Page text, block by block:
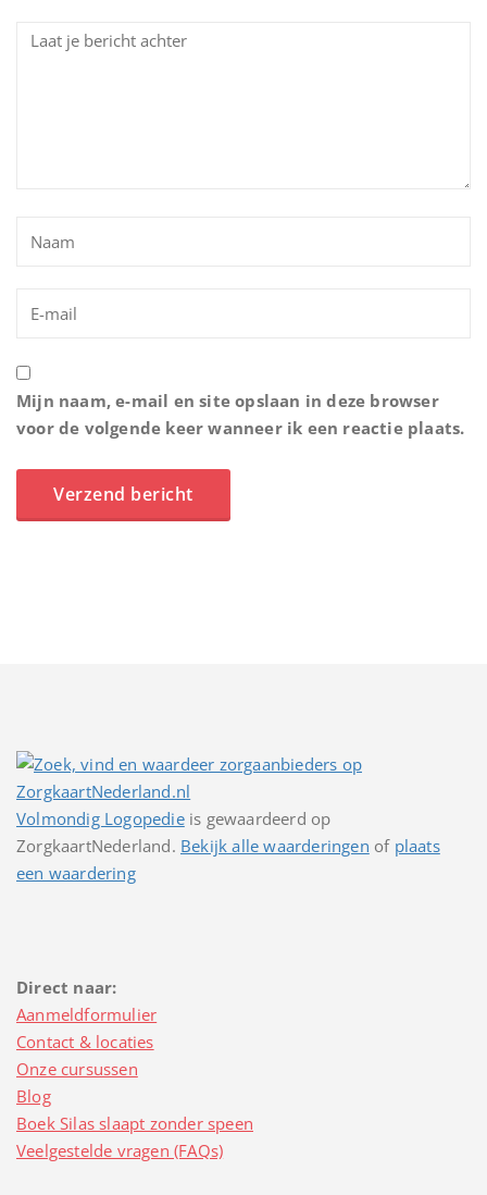
Mijn naam, e-mail en site opslaan in deze browser
voor de volgende keer wanneer ik een reactie plaats.
Volmondig Logopedieis gewaardeerd op
ZorgkaartNederland. Bekijk alle waarderingen of plaats
een waardering
Direct naar:
Aanmeldformulier
Contact & locaties
Onze cursussen
Blog
Boek Silas slaapt zonder speen
Veelgestelde vragen (FAQs)